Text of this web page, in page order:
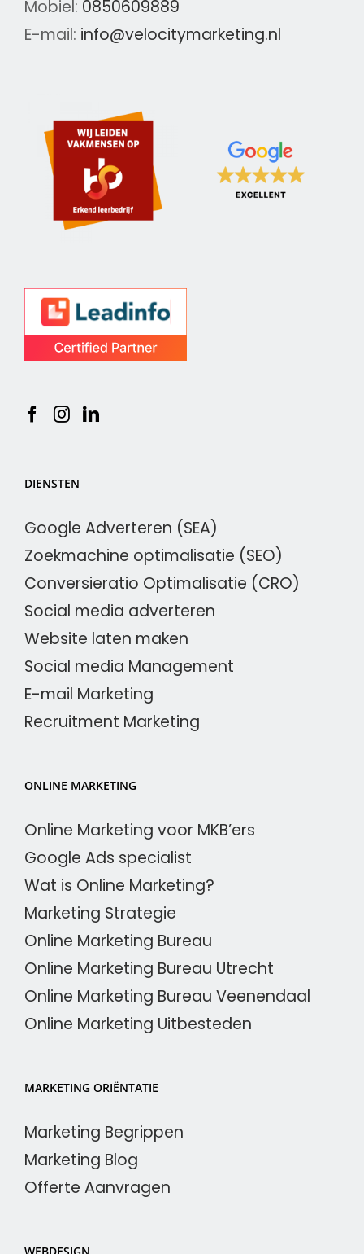
Mobiel: 0850609889
E-mail: info@velocitymarketing.nl
DIENSTEN
Google Adverteren (SEA)
Zoekmachine optimalisatie (SEO)
Conversieratio Optimalisatie (CRO)
Social media adverteren
Website laten maken
Social media Management
E-mail Marketing
Recruitment Marketing
ONLINE MARKETING
Online Marketing voor MKB’ers
Google Ads specialist
Wat is Online Marketing?
Marketing Strategie
Online Marketing Bureau
Online Marketing Bureau Utrecht
Online Marketing Bureau Veenendaal
Online Marketing Uitbesteden
MARKETING ORIËNTATIE
Marketing Begrippen
Marketing Blog
Offerte Aanvragen